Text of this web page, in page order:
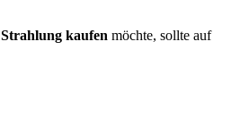
kaufen möchte, sollte auf